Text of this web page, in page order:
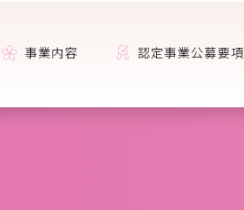
事業内容 認定事業公募要項